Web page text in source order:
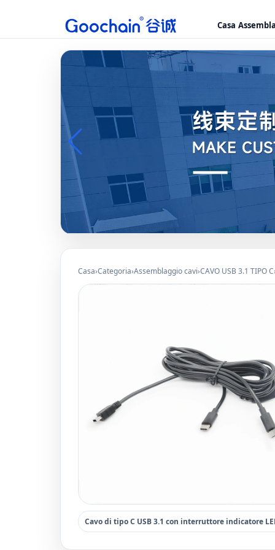
Casa
Casa›Categoria›Assemblaggio cavi›CAVO USB 3.1 TIPO C
Cavo di tipo C USB 3.1 con interruttore indicatore